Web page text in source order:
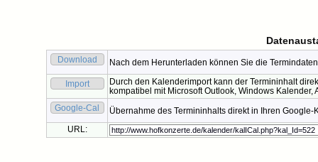
Download Nach dem Herunterladen können Sie die
Import
Durch den Kalenderimport kann der Termininhalt
kompatibel mit Microsoft Outlook, Windows
Google-Cal
Übernahme des Termininhalts direkt in Ihren Google-
URL: